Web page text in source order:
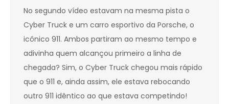
No segundo vídeo estavam na mesma pista o
Cyber Truck e um carro esportivo da Porsche, o
icônico 911. Ambos partiram ao mesmo tempo e
adivinha quem alcançou primeiro a linha de
chegada? Sim, o Cyber Truck chegou mais rápido
que o 911 e, ainda assim, ele estava rebocando
outro 911 idêntico ao que estava competindo!